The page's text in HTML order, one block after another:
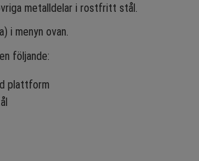
metalldelar i rostfritt stål.
i menyn ovan.
följande:
plattform